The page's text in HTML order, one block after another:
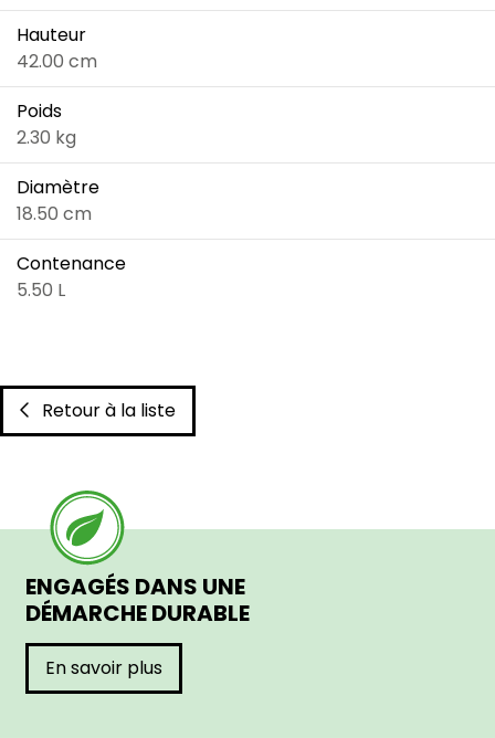
Hauteur
42.00 cm
Poids
2.30 kg
Diamètre
18.50 cm
Contenance
5.50 L
Retour à la liste
ENGAGÉS DANS UNE
DÉMARCHE DURABLE
En savoir plus